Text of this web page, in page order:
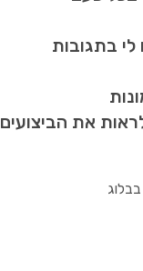
בתגובות
את הביצועים
בבלוג